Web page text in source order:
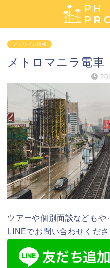
フィリピン情報
メトロマニラ電車
ツアーや個別面談などもや
LINEでお問い合わせくださ